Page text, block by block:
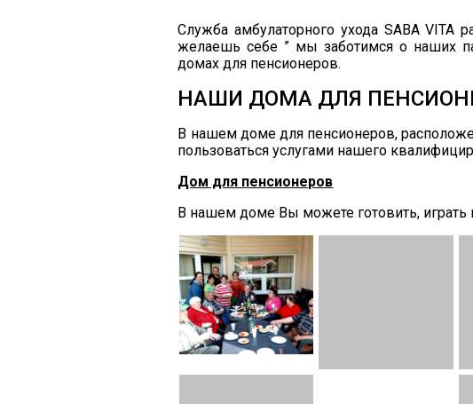
Служба амбулаторного ухода SABA
желаешь себе ” мы заботимся о наших
домах для пенсионеров.
НАШИ ДОМА ДЛЯ
В нашем доме для пенсионеров,
пользоваться услугами нашего
Дом для пенсионеров
В нашем доме Вы можете готовить, играть